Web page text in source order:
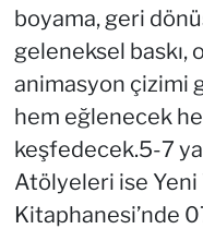
boyama, geri
geleneksel baskı,
animasyon çizimi
hem eğlenecek
keşfedecek.5-7
Atölyeleri ise Yeni
Kitaphanesi’nde